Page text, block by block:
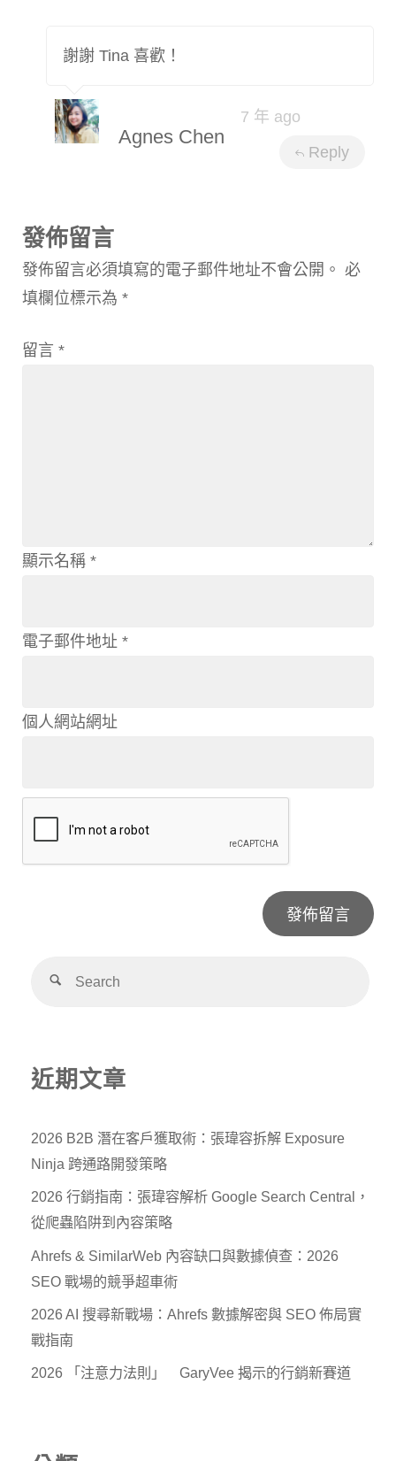
謝謝 Tina 喜歡！
Agnes Chen
7 年 ago
Reply
發佈留言
發佈留言必須填寫的電子郵件地址不會公開。 必
填欄位標示為 *
留言 *
顯示名稱 *
電子郵件地址 *
個人網站網址
近期文章
2026 B2B 潛在客戶獲取術：張瑋容拆解 Exposure
Ninja 跨通路開發策略
2026 行銷指南：張瑋容解析 Google Search Central，
從爬蟲陷阱到內容策略
Ahrefs & SimilarWeb 內容缺口與數據偵查：2026
SEO 戰場的競爭超車術
2026 AI 搜尋新戰場：Ahrefs 數據解密與 SEO 佈局實
戰指南
2026 「注意力法則」 GaryVee 揭示的行銷新賽道